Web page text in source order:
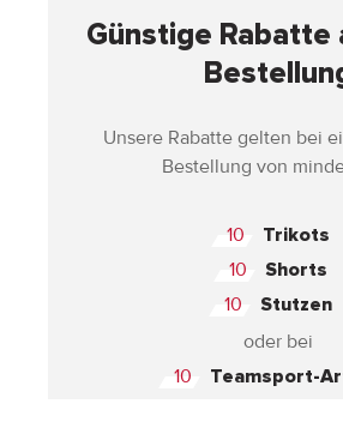
Günstige Rabatte
Unsere Rabatte gelten bei
Bestellung von
10 Trikots
10 Shorts
10 Stutzen
oder bei
10
Teamsport-